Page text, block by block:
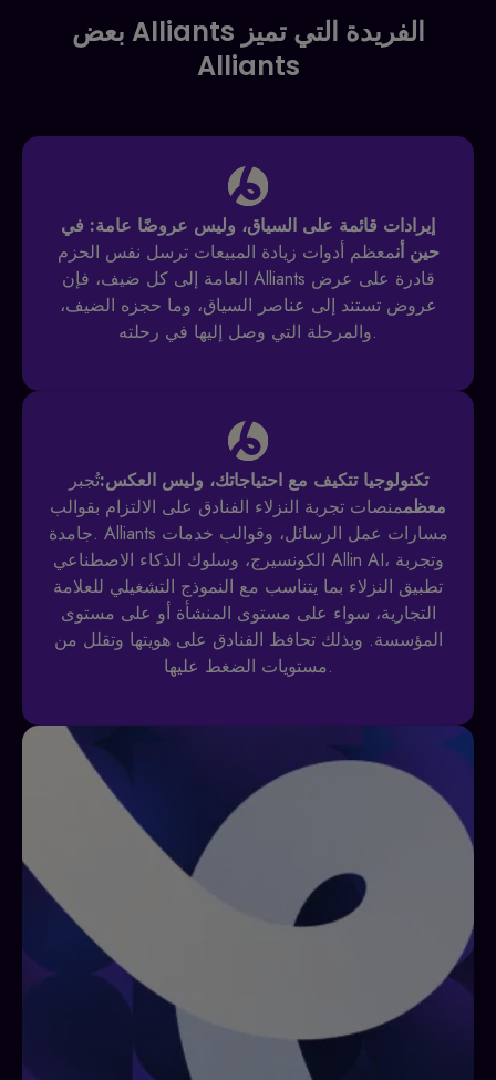
بعض Alliants الفريدة التي تميز
Alliants
إيرادات قائمة على السياق، وليس عروضًا عامة: في
حين أنمعظم أدوات زيادة المبيعات ترسل نفس الحزم
العامة إلى كل ضيف، فإن Alliants قادرة على عرض
عروض تستند إلى عناصر السياق، وما حجزه الضيف،
والمرحلة التي وصل إليها في رحلته.
تكنولوجيا تتكيف مع احتياجاتك، وليس العكس:تُجبر
معظممنصات تجربة النزلاء الفنادق على الالتزام بقوالب
جامدة. Alliants مسارات عمل الرسائل، وقوالب خدمات
الكونسيرج، وسلوك الذكاء الاصطناعي Allin AI، وتجربة
تطبيق النزلاء بما يتناسب مع النموذج التشغيلي للعلامة
التجارية، سواء على مستوى المنشأة أو على مستوى
المؤسسة. وبذلك تحافظ الفنادق على هويتها وتقلل من
مستويات الضغط عليها.